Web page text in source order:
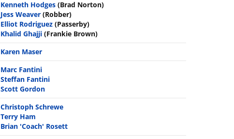
Kenneth Hodges (Brad Norton)
Jess Weaver (Robber)
Elliot Rodriguez (Passerby)
Khalid Ghajji (Frankie Brown)
Karen Maser
Marc Fantini
Steffan Fantini
Scott Gordon
Christoph Schrewe
Terry Ham
Brian 'Coach' Rosett